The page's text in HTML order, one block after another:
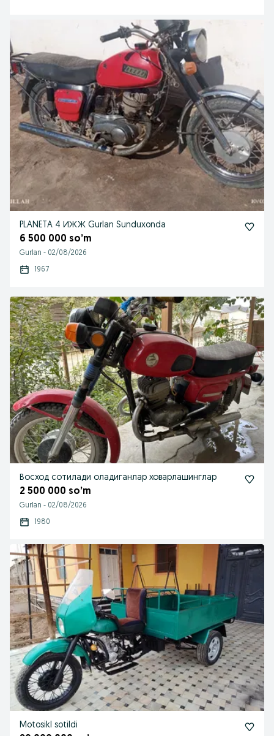
PLANETA 4 ИЖЖ Gurlan Sunduxonda
6 500 000 so’m
Gurlan - 02/08/2026
1967
Восход сотилади оладиганлар ховарлашинглар
2 500 000 so’m
Gurlan - 02/08/2026
1980
Motosikl sotildi